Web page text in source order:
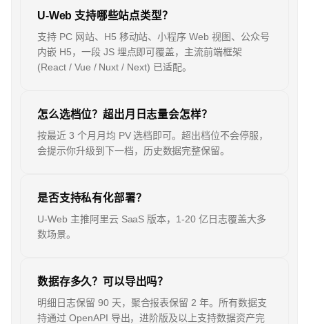
U-Web 支持哪些站点类型？
支持 PC 网站、H5 移动站、小程序 Web 视图、公众号
内嵌 H5，一段 JS 埋点即可覆盖，主流前端框架
(React / Vue / Nuxt / Next) 已适配。
怎么选档位？超出月日志量会怎样？
按最近 3 个月月均 PV 选档即可。超出档位不会停服，
会提示你升级到下一档，历史数据完整保留。
是否支持私有化部署？
U-Web 主推阿里云 SaaS 版本，1-20 亿日志覆盖大多
数场景。
数据存多久？可以导出吗？
明细日志保留 90 天，聚合报表保留 2 年。所有数据支
持通过 OpenAPI 导出，进阶版及以上支持数据资产完